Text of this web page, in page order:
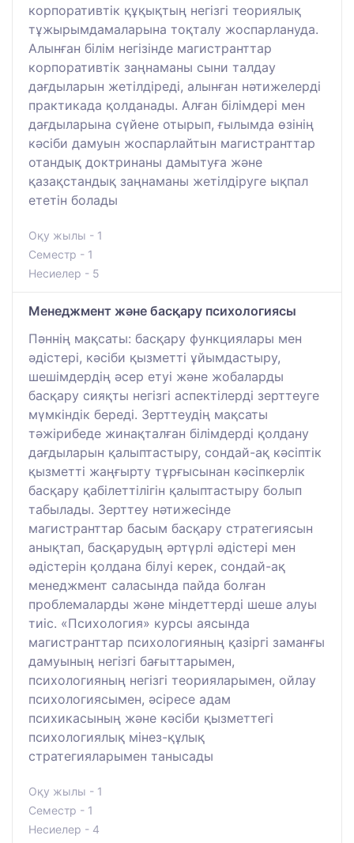
корпоративтік құқықтың негізгі теориялық
тұжырымдамаларына тоқталу жоспарлануда.
Алынған білім негізінде магистранттар
корпоративтік заңнаманы сыни талдау
дағдыларын жетілдіреді, алынған нәтижелерді
практикада қолданады. Алған білімдері мен
дағдыларына сүйене отырып, ғылымда өзінің
кәсіби дамуын жоспарлайтын магистранттар
отандық доктринаны дамытуға және
қазақстандық заңнаманы жетілдіруге ықпал
ететін болады
Оқу жылы - 1
Семестр - 1
Несиелер - 5
Менеджмент және басқару психологиясы
Пәннің мақсаты: басқару функциялары мен
әдістері, кәсіби қызметті ұйымдастыру,
шешімдердің әсер етуі және жобаларды
басқару сияқты негізгі аспектілерді зерттеуге
мүмкіндік береді. Зерттеудің мақсаты
тәжірибеде жинақталған білімдерді қолдану
дағдыларын қалыптастыру, сондай-ақ кәсіптік
қызметті жаңғырту тұрғысынан кәсіпкерлік
басқару қабілеттілігін қалыптастыру болып
табылады. Зерттеу нәтижесінде
магистранттар басым басқару стратегиясын
анықтап, басқарудың әртүрлі әдістері мен
әдістерін қолдана білуі керек, сондай-ақ
менеджмент саласында пайда болған
проблемаларды және міндеттерді шеше алуы
тиіс. «Психология» курсы аясында
магистранттар психологияның қазіргі заманғы
дамуының негізгі бағыттарымен,
психологияның негізгі теорияларымен, ойлау
психологиясымен, әсіресе адам
психикасының және кәсіби қызметтегі
психологиялық мінез-құлық
стратегияларымен танысады
Оқу жылы - 1
Семестр - 1
Несиелер - 4